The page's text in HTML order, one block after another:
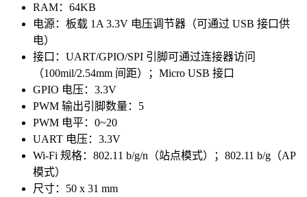
RAM：64KB
电源：板载 1A 3.3V 电压调节器（可通过 USB 接口供
电）
接口：UART/GPIO/SPI 引脚可通过连接器访问
（100mil/2.54mm 间距）；Micro USB 接口
GPIO 电压：3.3V
PWM 输出引脚数量：5
PWM 电平：0~20
UART 电压：3.3V
Wi-Fi 规格：802.11 b/g/n（站点模式）；802.11 b/g（AP
模式）
尺寸：50 x 31 mm